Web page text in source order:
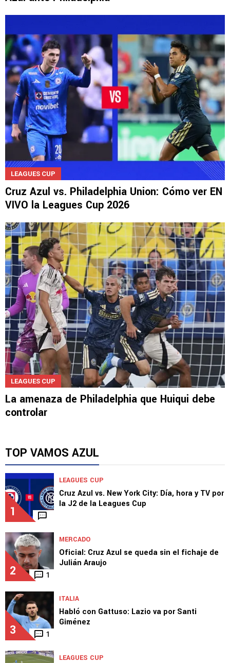
LEAGUES CUP
Cruz Azul vs. Philadelphia Union: Cómo ver EN
VIVO la Leagues Cup 2026
LEAGUES CUP
La amenaza de Philadelphia que Huiqui debe
controlar
TOP VAMOS AZUL
1
LEAGUES CUP
Cruz Azul vs. New York City: Día, hora y TV por
la J2 de la Leagues Cup
2 1
MERCADO
Oficial: Cruz Azul se queda sin el fichaje de
Julián Araujo
3 1
ITALIA
Habló con Gattuso: Lazio va por Santi
Giménez
LEAGUES CUP